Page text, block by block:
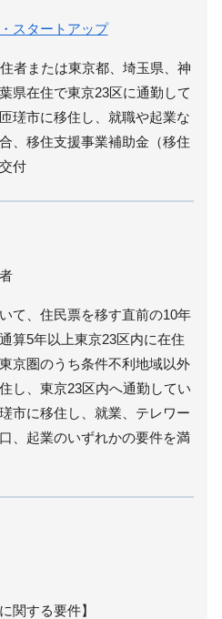
スタートアップ
者または東京都、埼玉県、神
県在住で東京23区に通勤して
瑳市に移住し、就職や起業な
、移住支援事業補助金（移住
付
て、住民票を移す直前の10年
算5年以上東京23区内に在住
京圏のうち条件不利地域以外
し、東京23区内へ通勤してい
市に移住し、就業、テレワー
、起業のいずれかの要件を満
関する要件】